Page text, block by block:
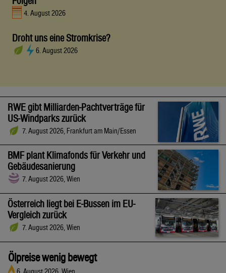
4. August 2026
Droht uns eine Stromkrise?
6. August 2026
RWE gibt Milliarden-Pachtverträge für
US-Windparks zurück
7. August 2026, Frankfurt am Main/Essen
BMF plant Klimafonds für Verkehr und
Gebäudesanierung
7. August 2026, Wien
Österreich liegt bei E-Bussen im EU-
Vergleich zurück
7. August 2026, Wien
Ölpreise wenig bewegt